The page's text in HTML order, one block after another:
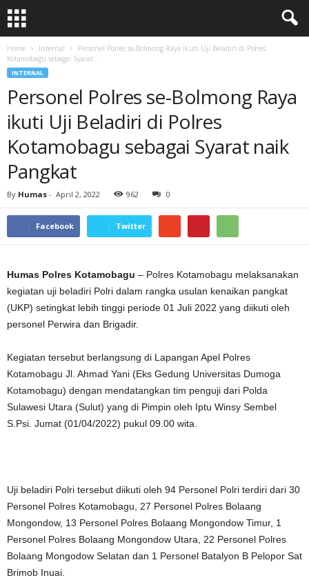
Home Internal
Personel Polres se-Bolmong Raya ikuti Uji Beladiri di Polres
Kotamobagu sebagai Syarat...
INTERNAL
Personel Polres se-Bolmong Raya
ikuti Uji Beladiri di Polres
Kotamobagu sebagai Syarat naik
Pangkat
By Humas - April 2, 2022 962 0
Facebook Twitter
Humas Polres Kotamobagu – Polres Kotamobagu melaksanakan
kegiatan uji beladiri Polri dalam rangka usulan kenaikan pangkat
(UKP) setingkat lebih tinggi periode 01 Juli 2022 yang diikuti oleh
personel Perwira dan Brigadir.
Kegiatan tersebut berlangsung di Lapangan Apel Polres
Kotamobagu Jl. Ahmad Yani (Eks Gedung Universitas Dumoga
Kotamobagu) dengan mendatangkan tim penguji dari Polda
Sulawesi Utara (Sulut) yang di Pimpin oleh Iptu Winsy Sembel
S.Psi. Jumat (01/04/2022) pukul 09.00 wita.
Uji beladiri Polri tersebut diikuti oleh 94 Personel Polri terdiri dari 30
Personel Polres Kotamobagu, 27 Personel Polres Bolaang
Mongondow, 13 Personel Polres Bolaang Mongondow Timur, 1
Personel Polres Bolaang Mongondow Utara, 22 Personel Polres
Bolaang Mongodow Selatan dan 1 Personel Batalyon B Pelopor Sat
Brimob Inuai.